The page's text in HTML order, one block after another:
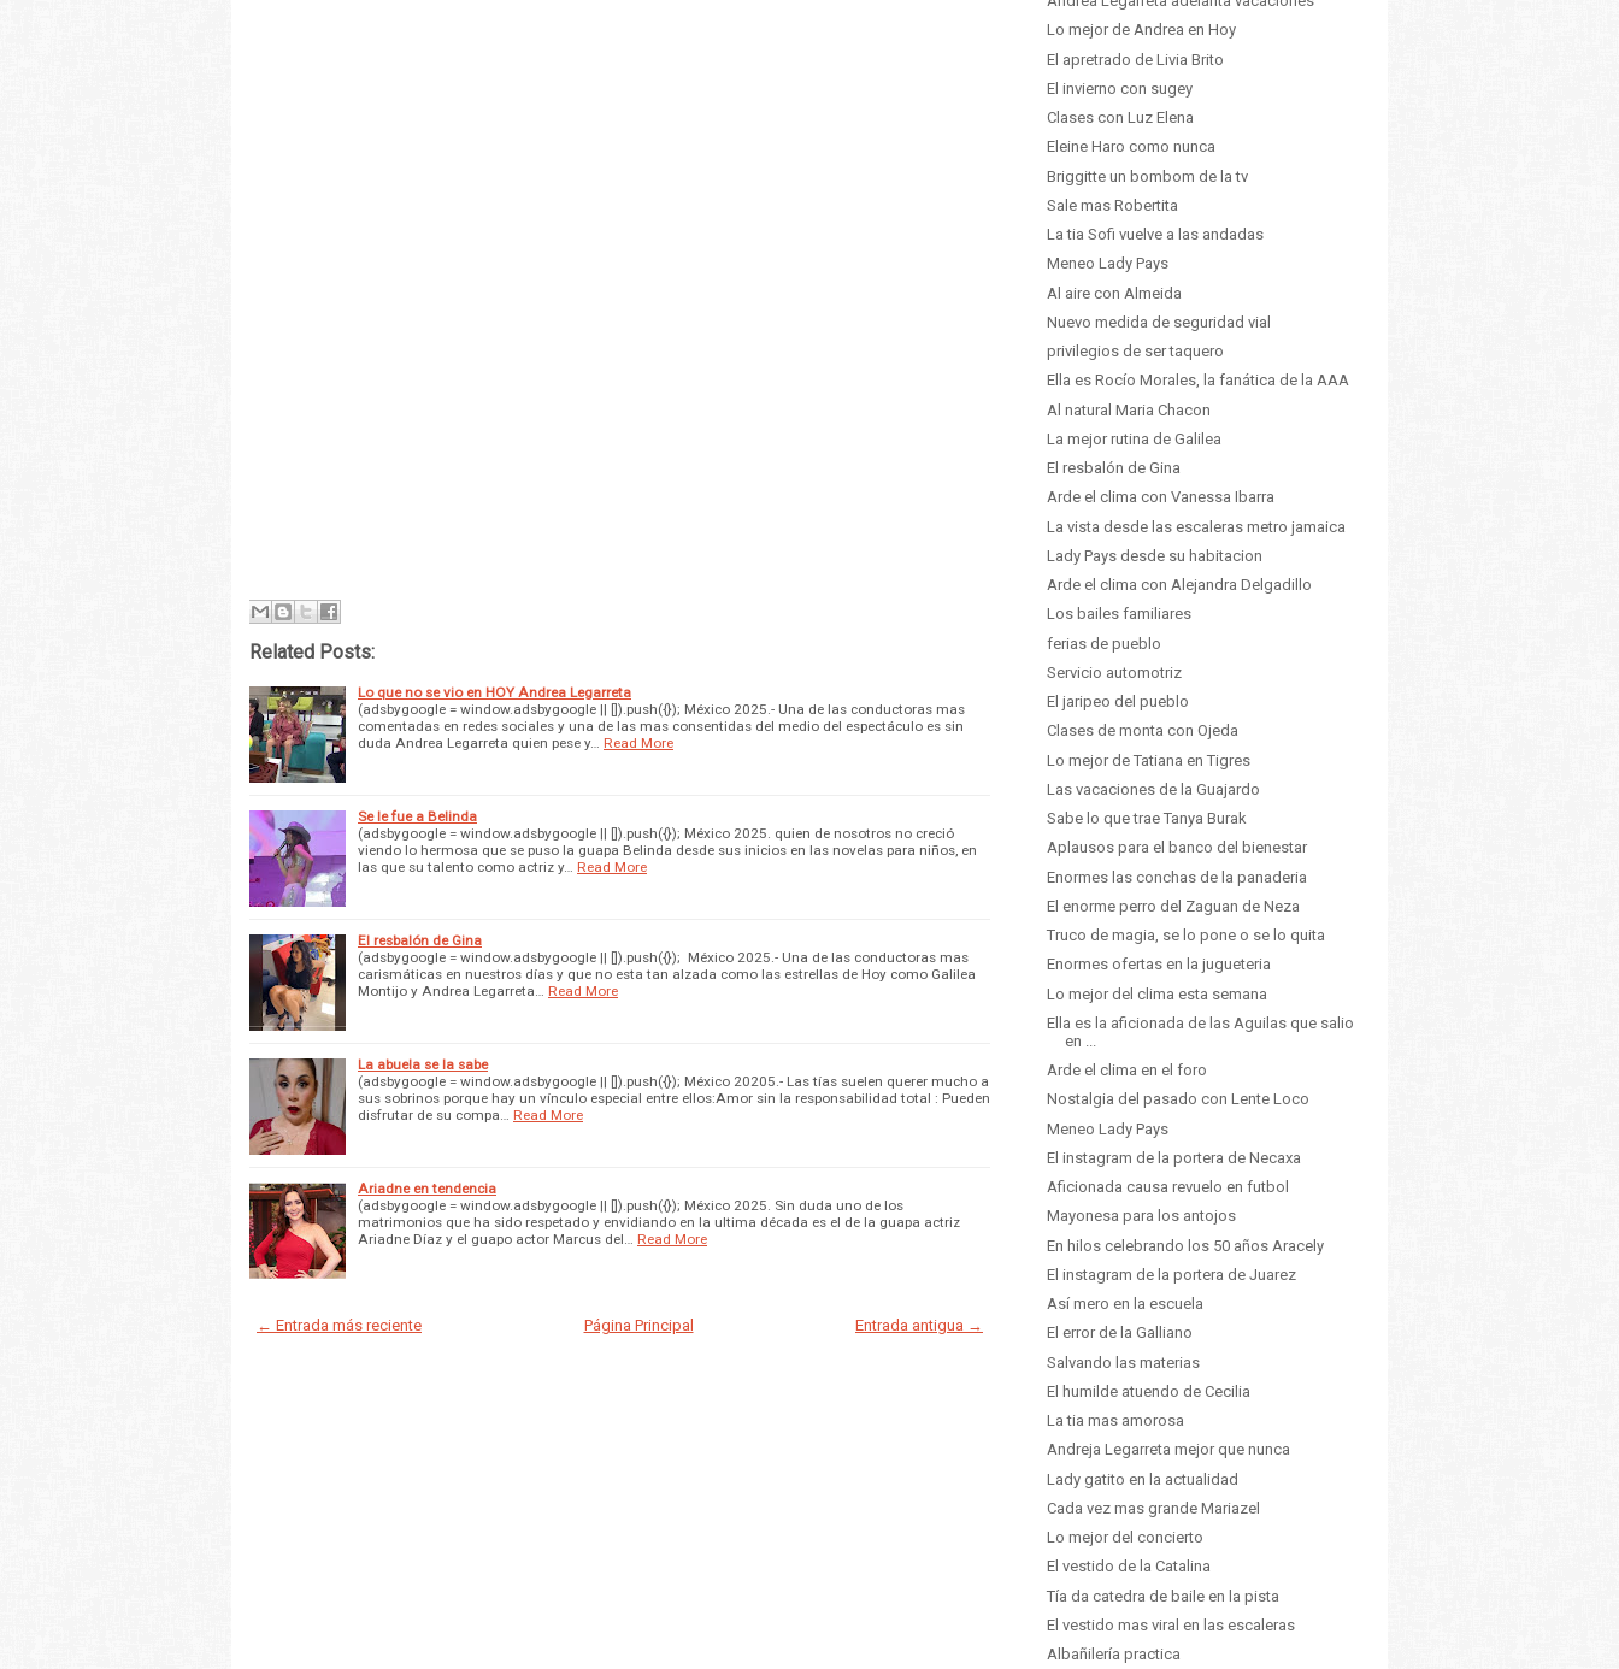
Related Posts:
Lo que no se vio en HOY Andrea Legarreta
(adsbygoogle = window.adsbygoogle || []).push({}); México 2025.- Una de las conductoras mas
comentadas en redes sociales y una de las mas consentidas del medio del espectáculo es sin
duda Andrea Legarreta quien pese y…
Read More
Se le fue a Belinda
(adsbygoogle = window.adsbygoogle || []).push({}); México 2025. quien de nosotros no creció
viendo lo hermosa que se puso la guapa Belinda desde sus inicios en las novelas para niños, en
las que su talento como actriz y…
Read More
El resbalón de Gina
(adsbygoogle = window.adsbygoogle || []).push({}); México 2025.- Una de las conductoras mas
carismáticas en nuestros días y que no esta tan alzada como las estrellas de Hoy como Galilea
Montijo y Andrea Legarreta…
Read More
La abuela se la sabe
(adsbygoogle = window.adsbygoogle || []).push({}); México 20205.- Las tías suelen querer mucho a
sus sobrinos porque hay un vínculo especial entre ellos:Amor sin la responsabilidad total : Pueden
disfrutar de su compa…
Read More
Ariadne en tendencia
(adsbygoogle = window.adsbygoogle || []).push({}); México 2025. Sin duda uno de los
matrimonios que ha sido respetado y envidiando en la ultima década es el de la guapa actriz
Ariadne Díaz y el guapo actor Marcus del…
Read More
← Entrada más reciente Entrada antigua →
Página Principal
Lo mejor de Andrea en Hoy
El apretrado de Livia Brito
El invierno con sugey
Clases con Luz Elena
Eleine Haro como nunca
Briggitte un bombom de la tv
Sale mas Robertita
La tia Sofi vuelve a las andadas
Meneo Lady Pays
Al aire con Almeida
Nuevo medida de seguridad vial
privilegios de ser taquero
Ella es Rocío Morales, la fanática de la AAA
Al natural Maria Chacon
La mejor rutina de Galilea
El resbalón de Gina
Arde el clima con Vanessa Ibarra
La vista desde las escaleras metro jamaica
Lady Pays desde su habitacion
Arde el clima con Alejandra Delgadillo
Los bailes familiares
ferias de pueblo
Servicio automotriz
El jaripeo del pueblo
Clases de monta con Ojeda
Lo mejor de Tatiana en Tigres
Las vacaciones de la Guajardo
Sabe lo que trae Tanya Burak
Aplausos para el banco del bienestar
Enormes las conchas de la panaderia
El enorme perro del Zaguan de Neza
Truco de magia, se lo pone o se lo quita
Enormes ofertas en la jugueteria
Lo mejor del clima esta semana
Ella es la aficionada de las Aguilas que salio
en ...
Arde el clima en el foro
Nostalgia del pasado con Lente Loco
Meneo Lady Pays
El instagram de la portera de Necaxa
Aficionada causa revuelo en futbol
Mayonesa para los antojos
En hilos celebrando los 50 años Aracely
El instagram de la portera de Juarez
Así mero en la escuela
El error de la Galliano
Salvando las materias
El humilde atuendo de Cecilia
La tia mas amorosa
Andreja Legarreta mejor que nunca
Lady gatito en la actualidad
Cada vez mas grande Mariazel
Lo mejor del concierto
El vestido de la Catalina
Tía da catedra de baile en la pista
El vestido mas viral en las escaleras
Albañilería practica